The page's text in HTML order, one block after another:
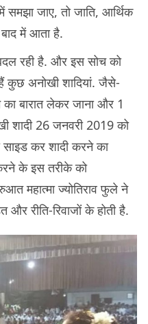
समझा जाए, तो जाति, आर्थिक
में आता है.
रही है. और इस सोच को
कुछ अनोखी शादियां. जैसे-
का बारात लेकर जाना और 1
शादी 26 जनवरी 2019 को
कर शादी करने का
के इस तरीके को
महात्मा ज्योतिराव फुले ने
और रीति-रिवाजों के होती है.